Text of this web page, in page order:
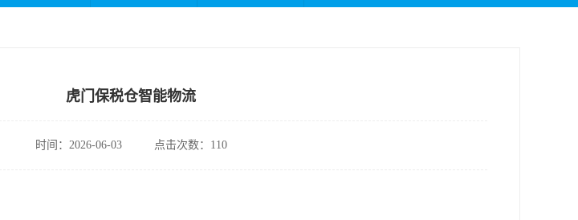
虎门保税仓智能物流
时间：2026-06-03 点击次数：110